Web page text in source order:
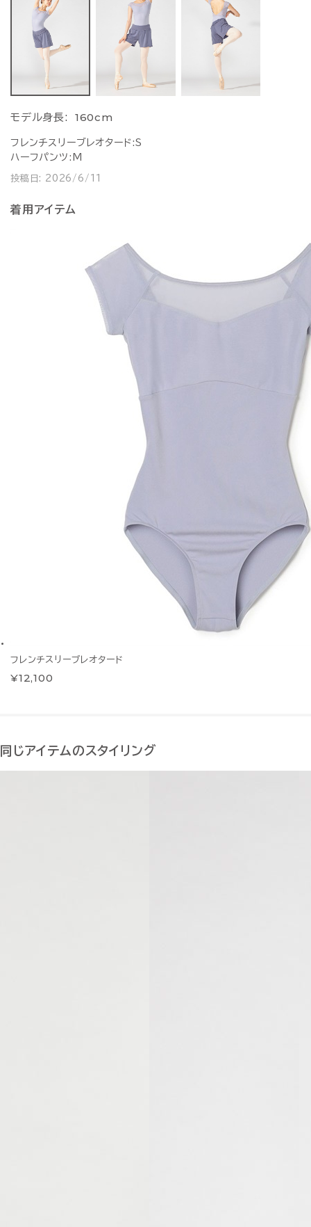
モデル身長: 160cm
フレンチスリーブレオタード:S
ハーフパンツ:M
投稿日: 2026/6/11
着用アイテム
フレンチスリーブレオタード
¥12,100
同じアイテムのスタイリング